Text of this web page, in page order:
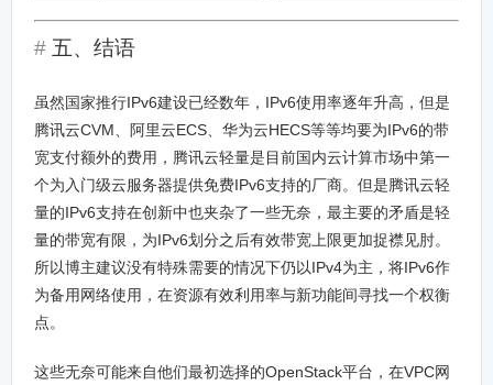
五、结语
虽然国家推行IPv6建设已经数年，IPv6使用率逐年升高，但是
腾讯云CVM、阿里云ECS、华为云HECS等等均要为IPv6的带
宽支付额外的费用，腾讯云轻量是目前国内云计算市场中第一
个为入门级云服务器提供免费IPv6支持的厂商。但是腾讯云轻
量的IPv6支持在创新中也夹杂了一些无奈，最主要的矛盾是轻
量的带宽有限，为IPv6划分之后有效带宽上限更加捉襟见肘。
所以博主建议没有特殊需要的情况下仍以IPv4为主，将IPv6作
为备用网络使用，在资源有效利用率与新功能间寻找一个权衡
点。
这些无奈可能来自他们最初选择的OpenStack平台，在VPC网